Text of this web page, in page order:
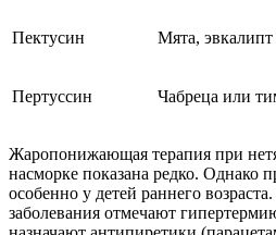
Пектусин Мята, эвкалипт
Пертуссин Чабреца или
Жаропонижающая терапия при
насморке показана редко. Однако
особенно у детей раннего
заболевания отмечают